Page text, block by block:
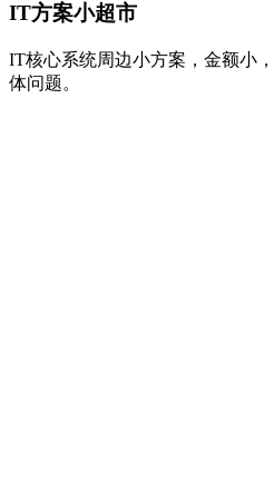
IT方案小超市
IT核心系统周边小方案，金额小
体问题。